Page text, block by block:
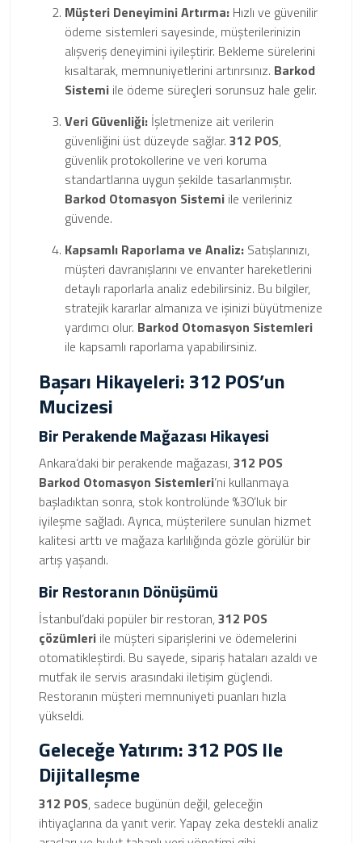
Müşteri Deneyimini Artırma: Hızlı ve güvenilir
ödeme sistemleri sayesinde, müşterilerinizin
alışveriş deneyimini iyileştirir. Bekleme sürelerini
kısaltarak, memnuniyetlerini artırırsınız. Barkod
Sistemi ile ödeme süreçleri sorunsuz hale gelir.
Veri Güvenliği: İşletmenize ait verilerin
güvenliğini üst düzeyde sağlar. 312 POS,
güvenlik protokollerine ve veri koruma
standartlarına uygun şekilde tasarlanmıştır.
Barkod Otomasyon Sistemi ile verileriniz
güvende.
Kapsamlı Raporlama ve Analiz: Satışlarınızı,
müşteri davranışlarını ve envanter hareketlerini
detaylı raporlarla analiz edebilirsiniz. Bu bilgiler,
stratejik kararlar almanıza ve işinizi büyütmenize
yardımcı olur. Barkod Otomasyon Sistemleri
ile kapsamlı raporlama yapabilirsiniz.
Başarı Hikayeleri: 312 POS’un
Mucizesi
Bir Perakende Mağazası Hikayesi
Ankara’daki bir perakende mağazası,312 POS
Barkod Otomasyon Sistemleri’ni kullanmaya
başladıktan sonra, stok kontrolünde %30’luk bir
iyileşme sağladı. Ayrıca, müşterilere sunulan hizmet
kalitesi arttı ve mağaza karlılığında gözle görülür bir
artış yaşandı.
Bir Restoranın Dönüşümü
İstanbul’daki popüler bir restoran,312 POS
çözümleri ile müşteri siparişlerini ve ödemelerini
otomatikleştirdi. Bu sayede, sipariş hataları azaldı ve
mutfak ile servis arasındaki iletişim güçlendi.
Restoranın müşteri memnuniyeti puanları hızla
yükseldi.
Geleceğe Yatırım: 312 POS Ile
Dijitalleşme
312 POS, sadece bugünün değil, geleceğin
ihtiyaçlarına da yanıt verir. Yapay zeka destekli analiz